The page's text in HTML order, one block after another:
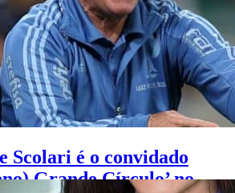
Scolari é o convidado
Grande Círculo’ no